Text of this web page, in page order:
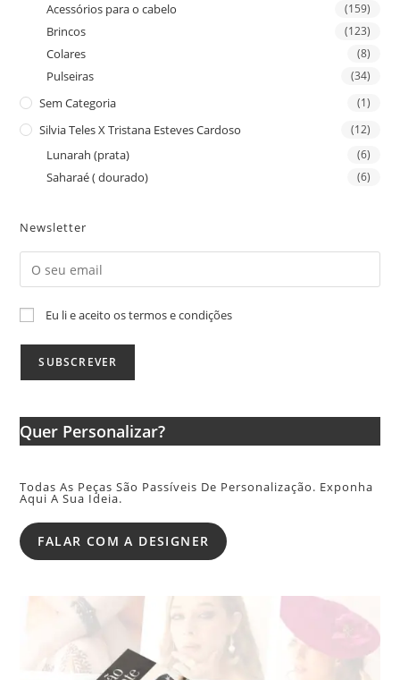
Acessórios para o cabelo (159)
Brincos (123)
Colares (8)
Pulseiras (34)
Sem Categoria (1)
Silvia Teles X Tristana Esteves Cardoso (12)
Lunarah (prata) (6)
Saharaé ( dourado) (6)
Newsletter
Eu li e aceito os termos e condições
Quer Personalizar?
Todas As Peças São Passíveis De Personalização. Exponha
Aqui A Sua Ideia.
FALAR COM A DESIGNER